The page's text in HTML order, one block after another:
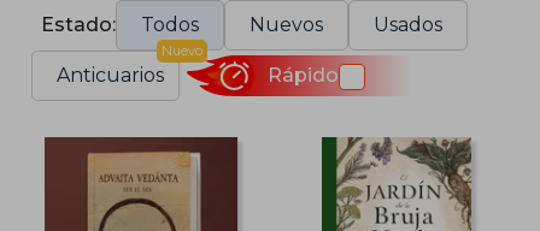
Estado: Todos Nuevos Usados
Anticuarios
Nuevo
Rápido